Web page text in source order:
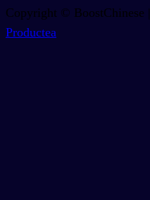
Copyright © BoostChinese |
Productea